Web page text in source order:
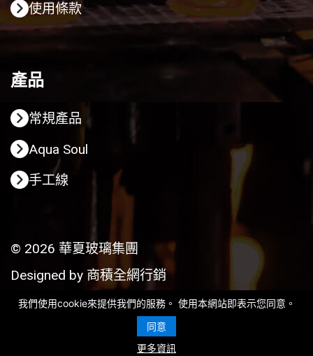
使用條款
產品
常規產品
Aqua Soul
手工線
© 2026 華夏玻璃集團
Designed by 商積全網行銷
我們使用cookie來提供我們的服務。 使用本網站即表示您同意。
同意
更多資訊